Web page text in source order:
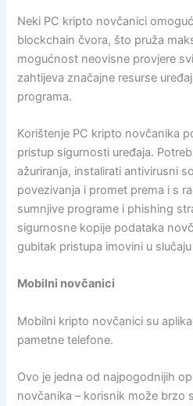
Neki PC kripto novčanici
blockchain čvora, što pruža
mogućnost neovisne provjere
zahtijeva značajne resurse
programa.
Korištenje PC kripto novčanika
pristup sigurnosti uređaja.
ažuriranja, instalirati antivirusni
povezivanja i promet prema i s
sumnjive programe i phishing
sigurnosne kopije podataka
gubitak pristupa imovini u
Mobilni novčanici
Mobilni kripto novčanici su
pametne telefone.
Ovo je jedna od najpogodnijih
novčanika – korisnik može brzo